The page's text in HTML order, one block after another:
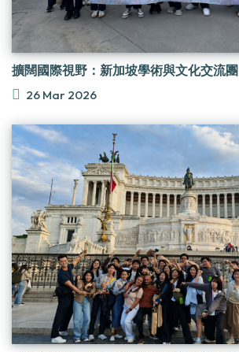
擴闊國際視野：新加坡學術與文化交流團
26 Mar 2026